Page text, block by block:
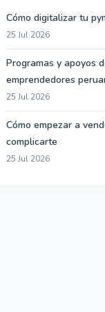
Cómo digitalizar tu
25 Jul 2026
Programas y apoyos
emprendedores
25 Jul 2026
Cómo empezar a
complicarte
25 Jul 2026